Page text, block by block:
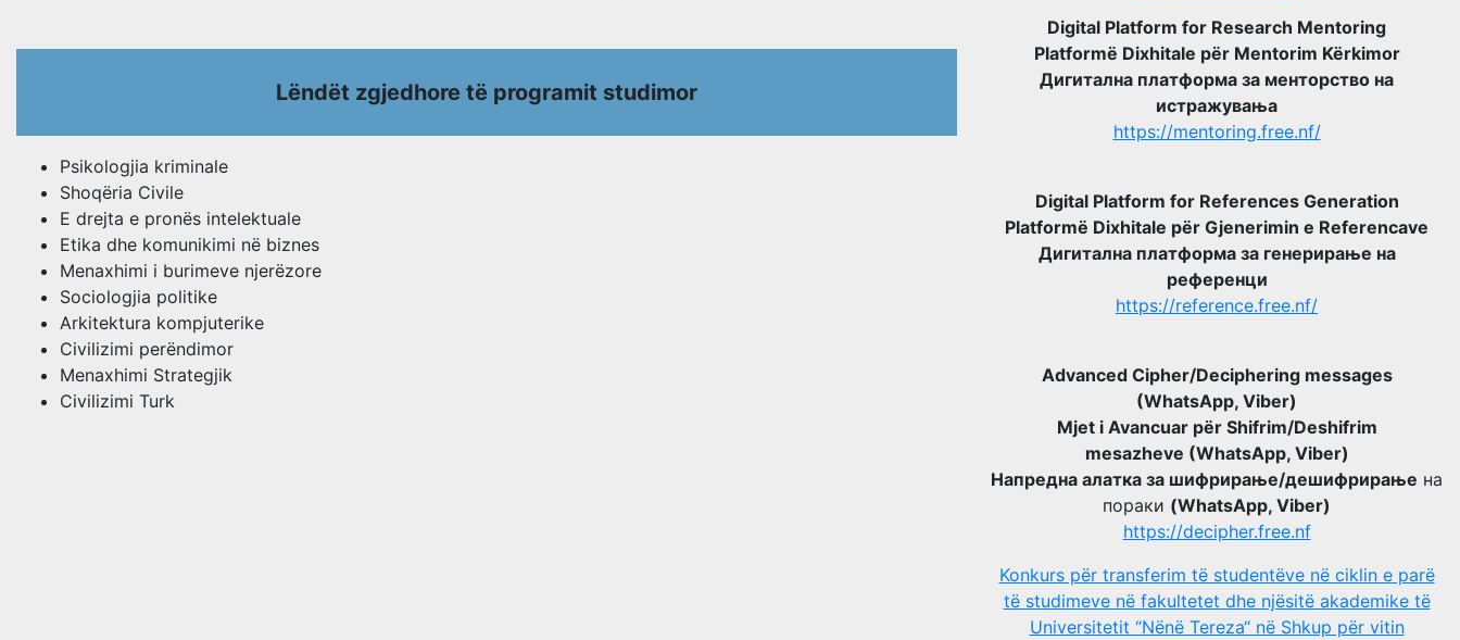
Lëndët zgjedhore të programit studimor
Psikologjia kriminale
Shoqëria Civile
E drejta e pronës intelektuale
Etika dhe komunikimi në biznes
Menaxhimi i burimeve njerëzore
Sociologjia politike
Arkitektura kompjuterike
Civilizimi perëndimor
Menaxhimi Strategjik
Civilizimi Turk
Digital Platform for Research Mentoring
Platformë Dixhitale për Mentorim Kërkimor
Дигитална платформа за менторство на
истражувања
https://mentoring.free.nf/
Digital Platform for References Generation
Platformë Dixhitale për Gjenerimin e Referencave
Дигитална платформа за генерирање на
референци
https://reference.free.nf/
Advanced Cipher/Deciphering messages
(WhatsApp, Viber)
Mjet i Avancuar për Shifrim/Deshifrim
mesazheve (WhatsApp, Viber)
Напредна алатка за шифрирање/дешифрирање на
пораки (WhatsApp, Viber)
https://decipher.free.nf
Konkurs për transferim të studentëve në ciklin e parë
të studimeve në fakultetet dhe njësitë akademike të
Universitetit “Nënë Tereza“ në Shkup për vitin